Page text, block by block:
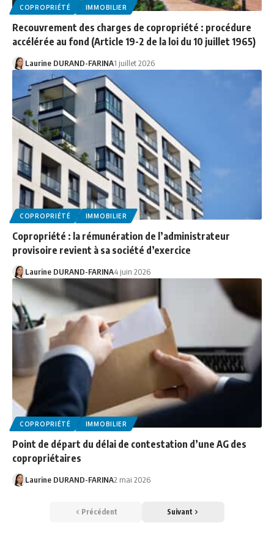
COPROPRIÉTÉ IMMOBILIER
Recouvrement des charges de copropriété : procédure
accélérée au fond (Article 19-2 de la loi du 10 juillet 1965)
Laurine DURAND-FARINA1 juillet 2026
COPROPRIÉTÉ IMMOBILIER
Copropriété : la rémunération de l’administrateur
provisoire revient à sa société d’exercice
Laurine DURAND-FARINA4 juin 2026
COPROPRIÉTÉ IMMOBILIER
Point de départ du délai de contestation d’une AG des
copropriétaires
Laurine DURAND-FARINA2 mai 2026
Précédent Suivant